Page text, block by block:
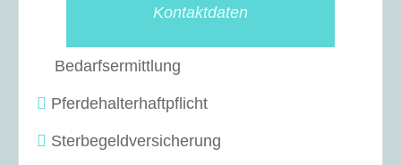
Kontaktdaten
Bedarfsermittlung
Pferdehalterhaftpflicht
Sterbegeldversicherung